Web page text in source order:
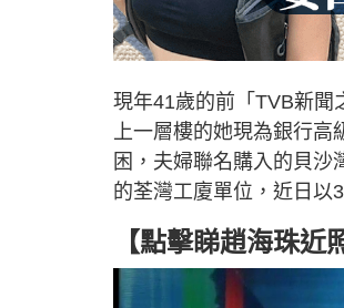
現年41歲的前「TVB新聞
上一層樓的她現為銀行高
困，夫婦聯名購入的貝沙
的荃灣工廈單位，近日以
【點擊睇趙海珠近